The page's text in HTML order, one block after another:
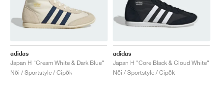
adidas
Japan H "Cream White & Dark Blue"
Női / Sportstyle / Cipők
adidas
Japan H "Core Black & Cloud White"
Női / Sportstyle / Cipők